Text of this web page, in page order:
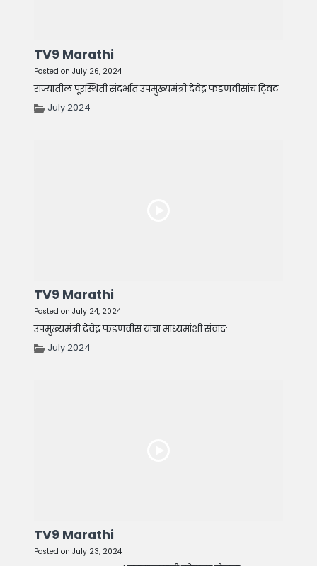
TV9 Marathi
Posted on July 26, 2024
राज्यातील पूरस्थिती संदर्भात उपमुख्यमंत्री देवेंद्र फडणवीसांचं टि्वट
July 2024
TV9 Marathi
Posted on July 24, 2024
उपमुख्यमंत्री देवेंद्र फडणवीस यांचा माध्यमांशी संवाद:
July 2024
TV9 Marathi
Posted on July 23, 2024